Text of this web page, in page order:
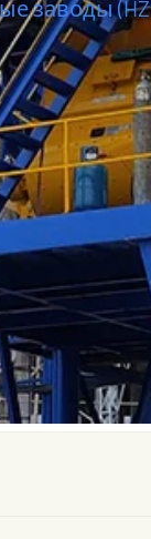
заводы
Компактный